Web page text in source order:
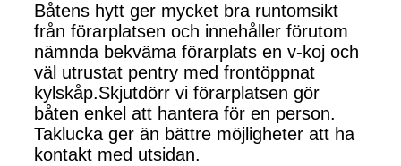
Båtens hytt ger mycket bra runtomsikt
från förarplatsen och innehåller förutom
nämnda bekväma förarplats en v-koj och
väl utrustat pentry med frontöppnat
kylskåp.Skjutdörr vi förarplatsen gör
båten enkel att hantera för en person.
Taklucka ger än bättre möjligheter att ha
kontakt med utsidan.